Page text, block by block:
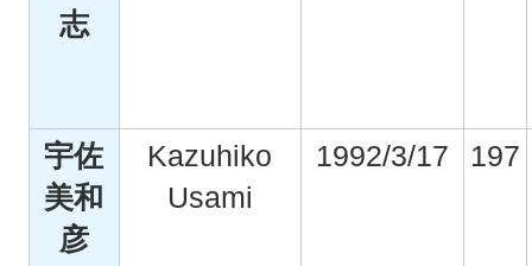
志
宇佐
美和
彦
Kazuhiko
Usami
1992/3/17 197